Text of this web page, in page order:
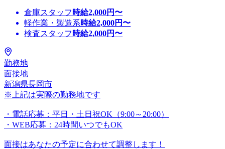
倉庫スタッフ 時給2,000円〜
軽作業・製造系時給2,000円〜
検査スタッフ 時給2,000円〜
勤務地
面接地
新潟県長岡市
※上記は実際の勤務地です
・電話応募：平日・土日祝OK（9:00～20:00）
・WEB応募：24時間いつでもOK
面接はあなたの予定に合わせて調整します！